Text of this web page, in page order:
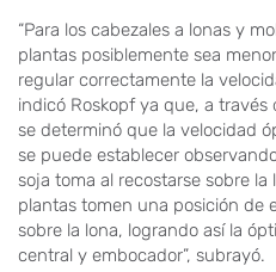
“Para los cabezales a lonas y
plantas posiblemente sea
regular correctamente la
indicó Roskopf ya que, a través
se determinó que la velocidad
se puede establecer
soja toma al recostarse sobre la
plantas tomen una posición de
sobre la lona, logrando así la
central y embocador”, subrayó.